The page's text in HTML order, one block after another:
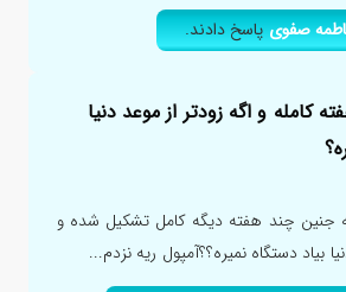
صفویپاسخ دادند.
کامله و اگه زودتر از موعد دنیا
جنین چند هفته دیگه کامل تشکیل شده و
بیاد دستگاه نمیره؟؟آمپول ریه نزدم...